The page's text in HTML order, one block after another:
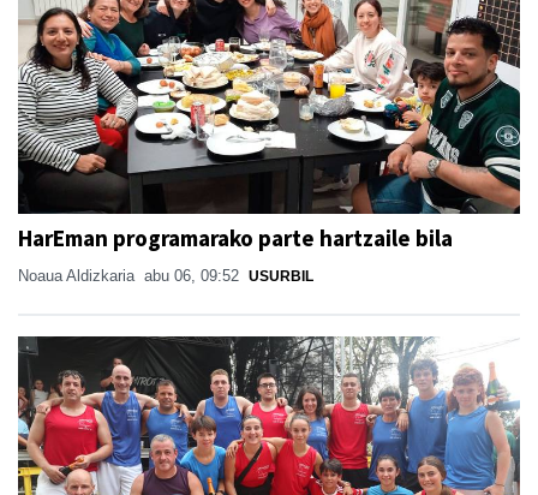
HarEman programarako parte hartzaile bila
Noaua Aldizkaria abu 06, 09:52 USURBIL